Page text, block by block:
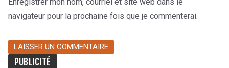
navigateur pour la prochaine fois que je commenterai.
PUBLICITÉ